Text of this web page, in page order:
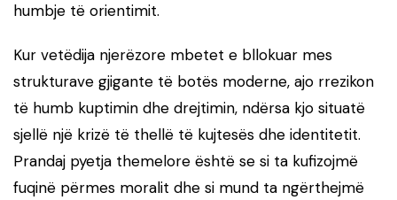
humbje të orientimit.
Kur vetëdija njerëzore mbetet e bllokuar mes
strukturave gjigante të botës moderne, ajo rrezikon
të humb kuptimin dhe drejtimin, ndërsa kjo situatë
sjellë një krizë të thellë të kujtesës dhe identitetit.
Prandaj pyetja themelore është se si ta kufizojmë
fuqinë përmes moralit dhe si mund ta ngërthejmë